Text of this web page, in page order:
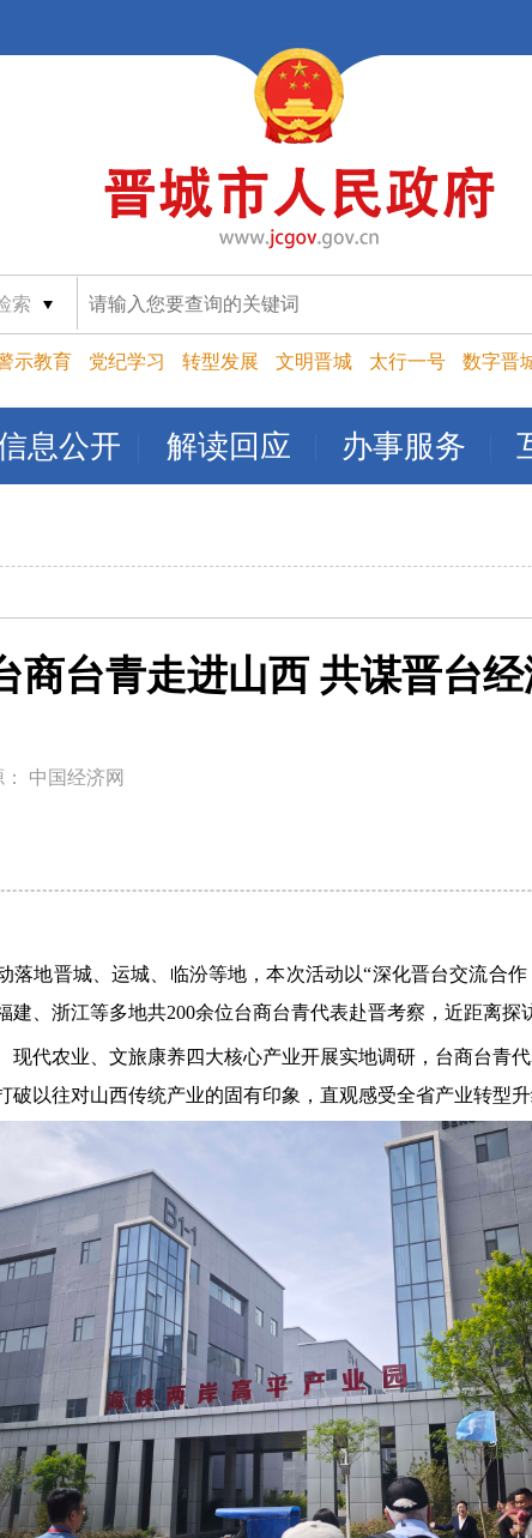
索
示教育 党纪学习 转型发展 文明晋城 太行一号 数字晋
息公开 解读回应 办事服务
商台青走进山西 共谋晋台
中国经济网
落地晋城、运城、临汾等地，本次活动以“深化晋台交流合
、浙江等多地共200余位台商台青代表赴晋考察，近距离探
现代农业、文旅康养四大核心产业开展实地调研，台商台青
以往对山西传统产业的固有印象，直观感受全省产业转型升